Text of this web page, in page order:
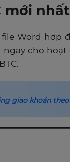
mới nhất
Word hợp
cho
giao khoán theo